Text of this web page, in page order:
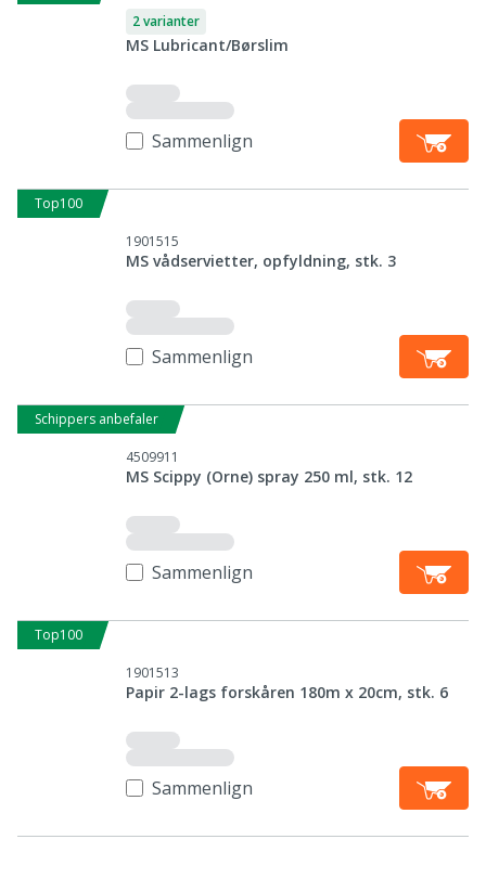
2 varianter
MS Lubricant/Børslim
Sammenlign
Top100
1901515
MS vådservietter, opfyldning, stk. 3
Sammenlign
Schippers anbefaler
4509911
MS Scippy (Orne) spray 250 ml, stk. 12
Sammenlign
Top100
1901513
Papir 2-lags forskåren 180m x 20cm, stk. 6
Sammenlign